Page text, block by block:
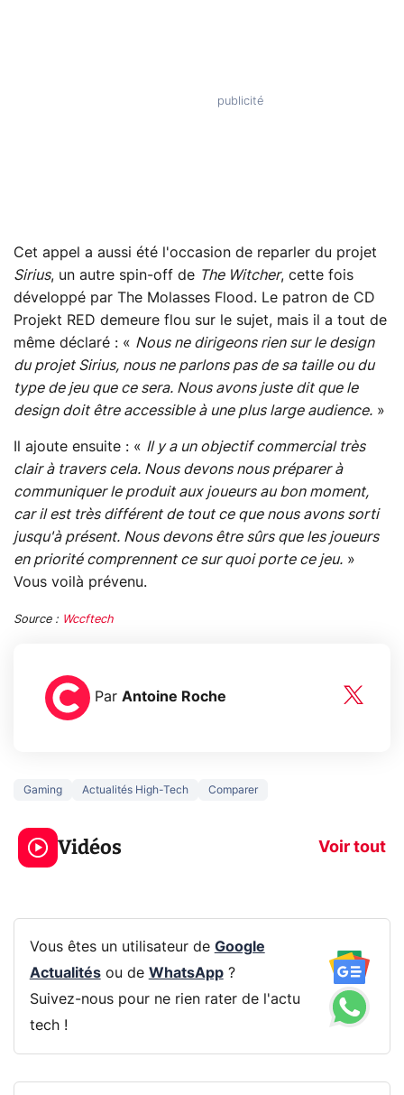
Cet appel a aussi été l'occasion de reparler du projet
Sirius, un autre spin-off de The Witcher, cette fois
développé par The Molasses Flood. Le patron de CD
Projekt RED demeure flou sur le sujet, mais il a tout de
même déclaré : « Nous ne dirigeons rien sur le design
du projet Sirius, nous ne parlons pas de sa taille ou du
type de jeu que ce sera. Nous avons juste dit que le
design doit être accessible à une plus large audience. »
Il ajoute ensuite : « Il y a un objectif commercial très
clair à travers cela. Nous devons nous préparer à
communiquer le produit aux joueurs au bon moment,
car il est très différent de tout ce que nous avons sorti
jusqu'à présent. Nous devons être sûrs que les joueurs
en priorité comprennent ce sur quoi porte ce jeu. »
Vous voilà prévenu.
Source : Wccftech
Par Antoine Roche
Gaming Actualités High-Tech Comparer
Vidéos Voir tout
3 écrans en 1 pour
319€ ? Voici L'AOC
CQ32G4ZA !
prochaine
Vous êtes un utilisateur de Google
Actualitésou de WhatsApp?
Suivez-nous pour ne rien rater de l'actu
tech !